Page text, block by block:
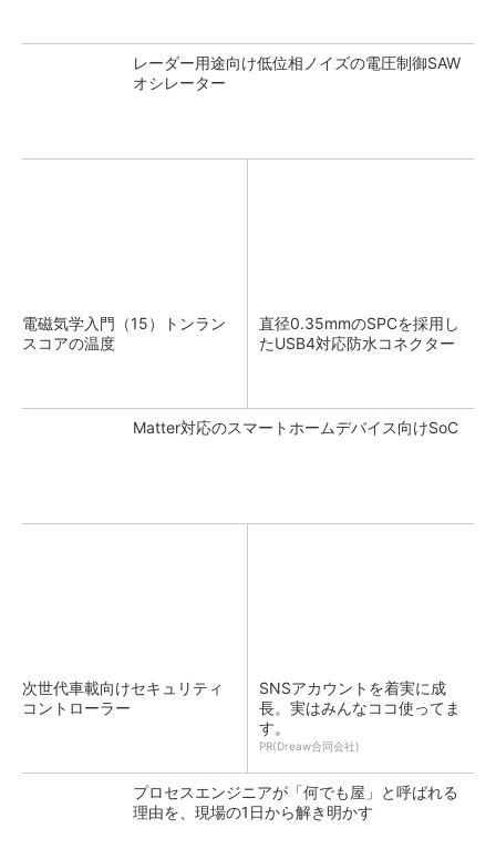
レーダー用途向け低位相ノイズの電圧制御SAW
オシレーター
電磁気学入門（15）トンラン
スコアの温度
直径0.35mmのSPCを採用し
たUSB4対応防水コネクター
Matter対応のスマートホームデバイス向けSoC
次世代車載向けセキュリティ
コントローラー
SNSアカウントを着実に成
長。実はみんなココ使ってま
す。
PR(Dreaw合同会社)
プロセスエンジニアが「何でも屋」と呼ばれる
理由を、現場の1日から解き明かす